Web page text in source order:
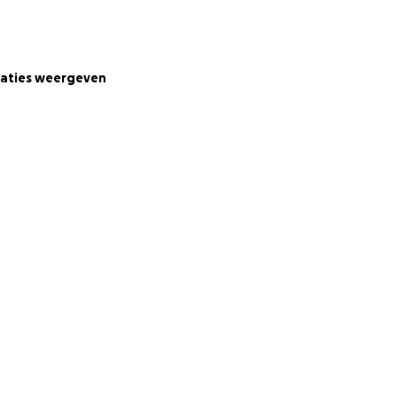
+40 en meer
draag mijn
weergeven